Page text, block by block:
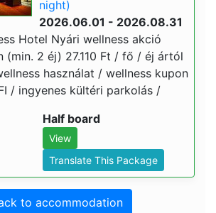
night)
2026.06.01 - 2026.08.31
Hotel Nyári wellness akció
(min. 2 éj) 27.110 Ft / fő / éj ártól
használat / wellness kupon
/ ingyenes kültéri parkolás /
Half board
View
Translate This Package
to accommodation